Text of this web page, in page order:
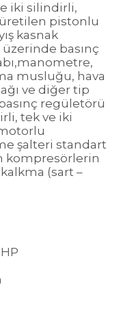
iki silindirli,
pistonlu
kasnak
basınç
musluğu, hava
ve diğer tip
regületörü
tek ve iki
şalteri standart
kompresörlerin
(sart –